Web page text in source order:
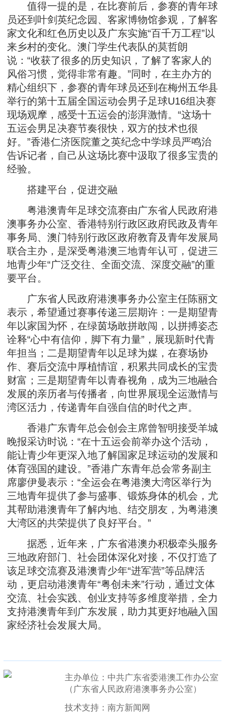
值得一提的是，在比赛前后，参赛的青年球
员还到叶剑英纪念园、客家博物馆参观，了解客
家文化和红色历史以及广东实施“百千万工程”以
来乡村的变化。澳门学生代表队的莫哲朗
说：“收获了很多的历史知识，了解了客家人的
风俗习惯，觉得非常有趣。”同时，在主办方的
精心组织下，参赛的青年球员还到在梅州五华县
举行的第十五届全国运动会男子足球U16组决赛
现场观摩，感受十五运会的澎湃激情。“这场十
五运会男足决赛节奏很快，双方的技术也很
好。”香港仁济医院董之英纪念中学球员严鸣治
告诉记者，自己从这场比赛中汲取了很多宝贵的
经验。
搭建平台，促进交融
粤港澳青年足球交流赛由广东省人民政府港
澳事务办公室、香港特别行政区政府民政及青年
事务局、澳门特别行政区政府教育及青年发展局
联合主办，是深受粤港澳三地青年认可，促进三
地青少年“广泛交往、全面交流、深度交融”的重
要平台。
广东省人民政府港澳事务办公室主任陈丽文
表示，希望通过赛事传递三层期许：一是期望青
年以家国为怀，在绿茵场敢拼敢闯，以拼搏姿态
诠释“心中有信仰，脚下有力量”，展现新时代青
年担当；二是期望青年以足球为媒，在赛场协
作、赛后交流中厚植情谊，积累共同成长的宝贵
财富；三是期望青年以青春视角，成为三地融合
发展的亲历者与传播者，向世界展现全运激情与
湾区活力，传递青年自强自信的时代之声。
香港广东青年总会创会主席曾智明接受羊城
晚报采访时说：“在十五运会前举办这个活动，
能让青少年更深入地了解国家足球运动的发展和
体育强国的建设。”香港广东青年总会常务副主
席廖伊曼表示：“全运会在粤港澳大湾区举行为
三地青年提供了参与盛事、锻炼身体的机会，尤
其帮助港澳青年了解内地、结交朋友，为粤港澳
大湾区的共荣提供了良好平台。”
据悉，近年来，广东省港澳办积极牵头服务
三地政府部门、社会团体深化对接，不仅打造了
该足球交流赛及港澳青少年“进军营”等品牌活
动，更启动港澳青年“粤创未来”行动，通过文体
交流、社会实践、创业支持等多维度举措，全力
支持港澳青年到广东发展，助力其更好地融入国
家经济社会发展大局。
主办单位：中共广东省委港澳工作办公室
（广东省人民政府港澳事务办公室）
技术支持：南方新闻网